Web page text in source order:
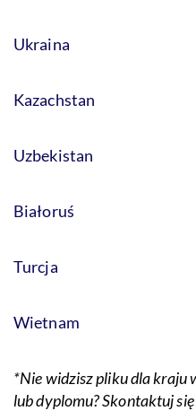
Ukraina
Kazachstan
Uzbekistan
Białoruś
Turcja
Wietnam
*Nie widzisz pliku dla kraju
lub dyplomu? Skontaktuj